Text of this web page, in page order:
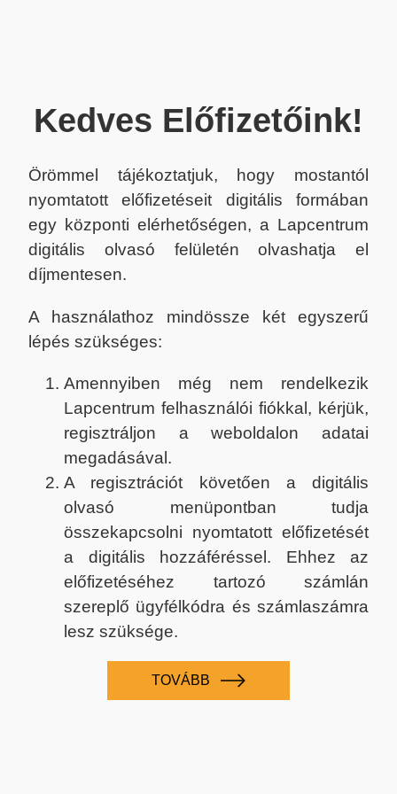
Kedves Előfizetőink!
Örömmel tájékoztatjuk, hogy mostantól
nyomtatott előfizetéseit digitális formában
egy központi elérhetőségen, a Lapcentrum
digitális olvasó felületén olvashatja el
díjmentesen.
A használathoz mindössze két egyszerű
lépés szükséges:
Amennyiben még nem rendelkezik
Lapcentrum felhasználói fiókkal, kérjük,
regisztráljon a weboldalon adatai
megadásával.
A regisztrációt követően a digitális
olvasó menüpontban tudja
összekapcsolni nyomtatott előfizetését
a digitális hozzáféréssel. Ehhez az
előfizetéséhez tartozó számlán
szereplő ügyfélkódra és számlaszámra
lesz szüksége.
TOVÁBB